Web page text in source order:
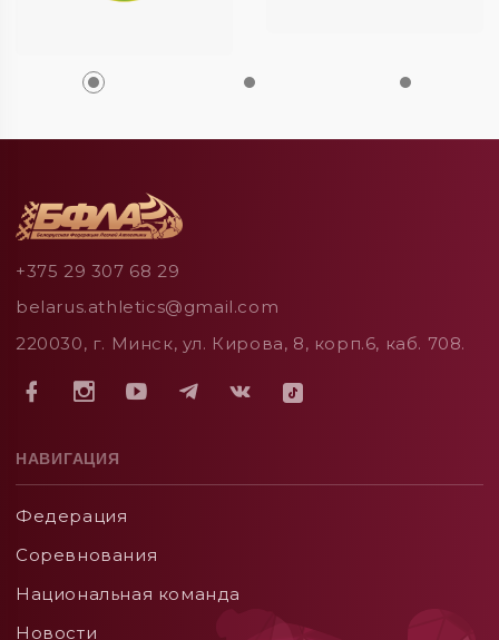
+375 29 307 68 29
belarus.athletics@gmail.com
220030, г. Минск, ул. Кирова, 8, корп.6, каб. 708.
НАВИГАЦИЯ
Федерация
Соревнования
Национальная команда
Новости